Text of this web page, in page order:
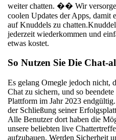
weiter chatten. �� Wir
coolen Updates der Apps, damit
auf Knuddels zu
jederzeit wiederkommen und
etwas kostet.
So Nutzen Sie Die Chat-
Es gelang Omegle jedoch nicht,
Chat zu sichern, und so
Plattform im Jahr 2023
der Schließung seiner
Alle Benutzer dort haben die
unsere beliebten live
aufzubauen. Werden Sicherheit